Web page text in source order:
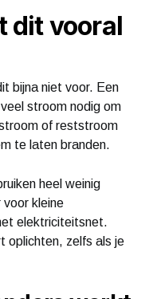
dit vooral
bijna niet voor. Een
stroom nodig om
of reststroom
te laten branden.
heel weinig
voor kleine
elektriciteitsnet.
oplichten, zelfs als je